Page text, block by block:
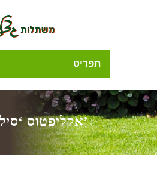
תפריט
אקליפטוס ‘סילבר דולר’